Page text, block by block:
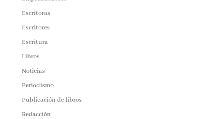
Escritoras
Escritores
Escritura
Libros
Noticias
Periodismo
Publicación de libros
Redacción